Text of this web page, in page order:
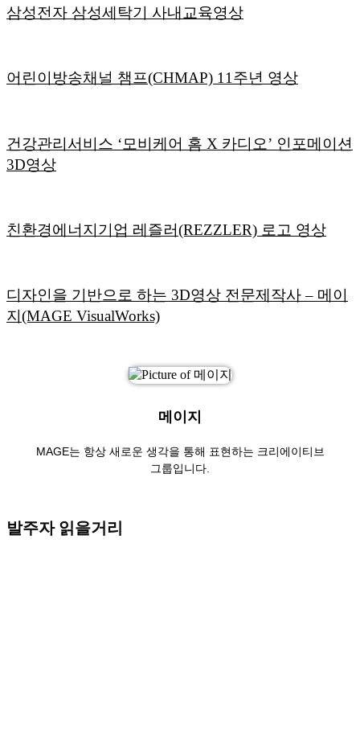
삼성전자 삼성세탁기 사내교육영상
어린이방송채널 챔프(CHMAP) 11주년 영상
건강관리서비스 ‘모비케어 홈 X 카디오’ 인포메이션
3D영상
친환경에너지기업 레즐러(REZZLER) 로고 영상
디자인을 기반으로 하는 3D영상 전문제작사 – 메이
지(MAGE VisualWorks)
메이지
MAGE는 항상 새로운 생각을 통해 표현하는 크리에이티브
그룹입니다.
발주자 읽을거리